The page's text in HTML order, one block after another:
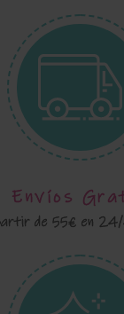
Envíos
de 55€ en